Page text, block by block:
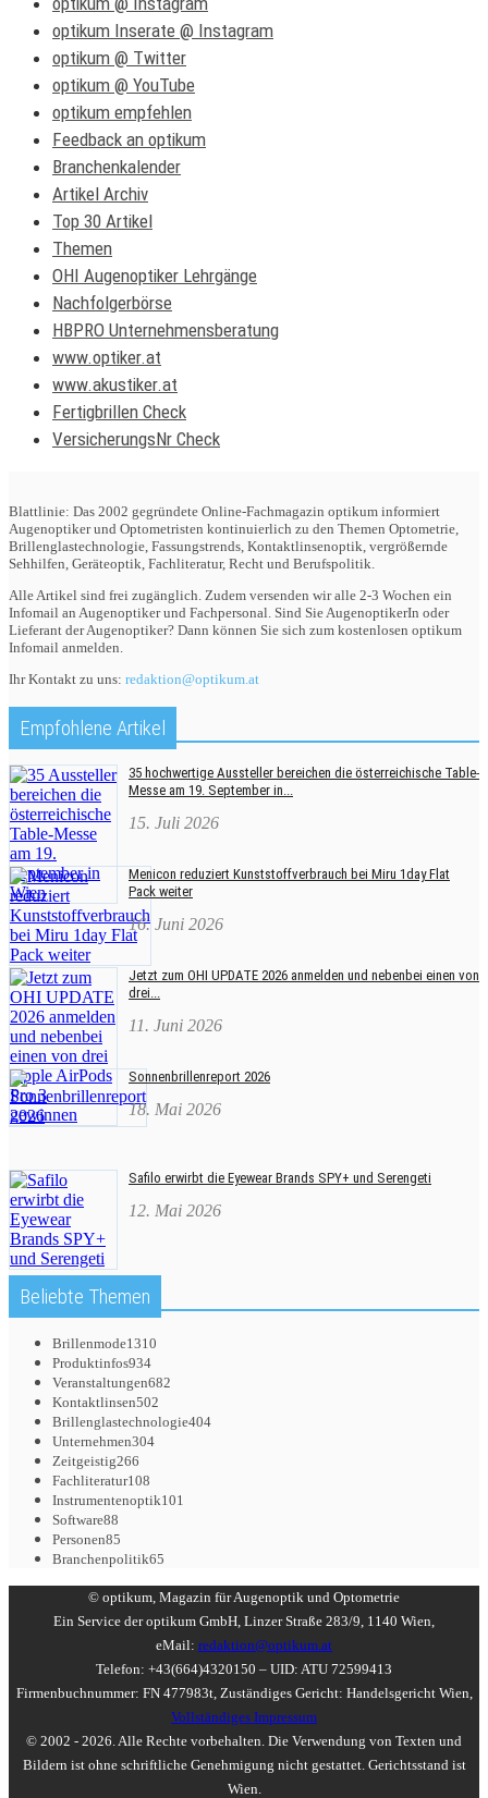
optikum Inserate @ Instagram
optikum @ Twitter
optikum @ YouTube
optikum empfehlen
Feedback an optikum
Branchenkalender
Artikel Archiv
Top 30 Artikel
Themen
OHI Augenoptiker Lehrgänge
Nachfolgerbörse
HBPRO Unternehmensberatung
www.optiker.at
www.akustiker.at
Fertigbrillen Check
VersicherungsNr Check
Blattlinie: Das 2002 gegründete Online-Fachmagazin optikum informiert
Augenoptiker und Optometristen kontinuierlich zu den Themen Optometrie,
Brillenglastechnologie, Fassungstrends, Kontaktlinsenoptik, vergrößernde
Sehhilfen, Geräteoptik, Fachliteratur, Recht und Berufspolitik.
Alle Artikel sind frei zugänglich. Zudem versenden wir alle 2-3 Wochen ein
Infomail an Augenoptiker und Fachpersonal. Sind Sie AugenoptikerIn oder
Lieferant der Augenoptiker? Dann können Sie sich zum kostenlosen optikum
Infomail anmelden.
Ihr Kontakt zu uns: redaktion@optikum.at
Empfohlene Artikel
35 hochwertige Aussteller bereichen die österreichische Table-
Messe am 19. September in...
15. Juli 2026
Menicon reduziert Kunststoffverbrauch bei Miru 1day Flat
Pack weiter
16. Juni 2026
Jetzt zum OHI UPDATE 2026 anmelden und nebenbei einen von
drei...
11. Juni 2026
Sonnenbrillenreport 2026
18. Mai 2026
Safilo erwirbt die Eyewear Brands SPY+ und Serengeti
12. Mai 2026
Beliebte Themen
Brillenmode1310
Produktinfos934
Veranstaltungen682
Kontaktlinsen502
Brillenglastechnologie404
Unternehmen304
Zeitgeistig266
Fachliteratur108
Instrumentenoptik101
Software88
Personen85
Branchenpolitik65
© optikum, Magazin für Augenoptik und Optometrie
Ein Service der optikum GmbH, Linzer Straße 283/9, 1140 Wien,
eMail: redaktion@optikum.at
Telefon: +43(664)4320150 – UID: ATU 72599413
Firmenbuchnummer: FN 477983t, Zuständiges Gericht: Handelsgericht Wien,
Vollständiges Impressum
© 2002 - 2026. Alle Rechte vorbehalten. Die Verwendung von Texten und
Bildern ist ohne schriftliche Genehmigung nicht gestattet. Gerichtsstand ist
Wien.